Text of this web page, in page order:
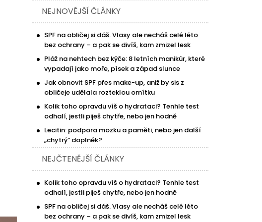
NEJNOVĚJŠÍ ČLÁNKY
SPF na obličej si dáš. Vlasy ale necháš celé léto
bez ochrany – a pak se divíš, kam zmizel lesk
Pláž na nehtech bez kýče: 8 letních manikúr, které
vypadají jako moře, písek a západ slunce
Jak obnovit SPF přes make-up, aniž by sis z
obličeje udělala rozteklou omítku
Kolik toho opravdu víš o hydrataci? Tenhle test
odhalí, jestli piješ chytře, nebo jen hodně
Lecitin: podpora mozku a paměti, nebo jen další
„chytrý“ doplněk?
NEJČTENĚJŠÍ ČLÁNKY
Kolik toho opravdu víš o hydrataci? Tenhle test
odhalí, jestli piješ chytře, nebo jen hodně
SPF na obličej si dáš. Vlasy ale necháš celé léto
bez ochrany – a pak se divíš, kam zmizel lesk